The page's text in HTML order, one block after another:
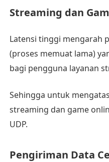
Streaming dan
Latensi tinggi mengarah
(proses memuat lama)
bagi pengguna layanan
Sehingga untuk
streaming dan game
UDP.
Pengiriman Data